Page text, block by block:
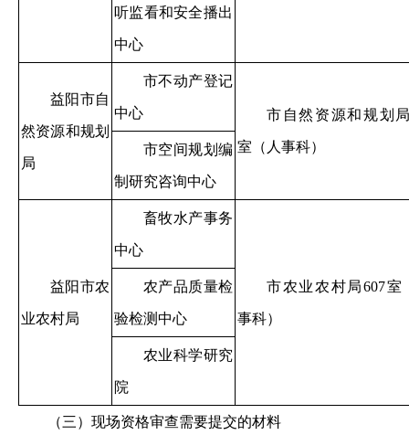
听监看和安全播出
中心
益阳市自
然资源和规划
局
市不动产登记
中心 市自然资源和规划
室（人事科）
市空间规划编
制研究咨询中心
益阳市农
业农村局
畜牧水产事务
中心
市农业农村局607室
事科）
农产品质量检
验检测中心
农业科学研究
院
（三）现场资格审查需要提交的材料